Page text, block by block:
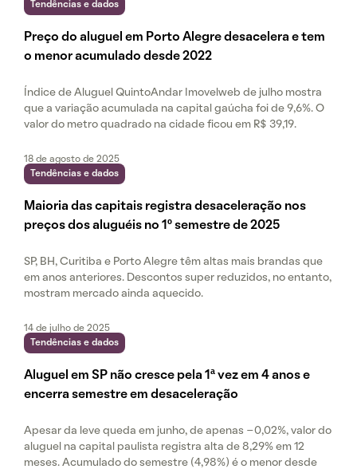
Tendências e dados
Preço do aluguel em Porto Alegre desacelera e tem
o menor acumulado desde 2022
Índice de Aluguel QuintoAndar Imovelweb de julho mostra
que a variação acumulada na capital gaúcha foi de 9,6%. O
valor do metro quadrado na cidade ficou em R$ 39,19.
18 de agosto de 2025
Tendências e dados
Maioria das capitais registra desaceleração nos
preços dos aluguéis no 1º semestre de 2025
SP, BH, Curitiba e Porto Alegre têm altas mais brandas que
em anos anteriores. Descontos super reduzidos, no entanto,
mostram mercado ainda aquecido.
14 de julho de 2025
Tendências e dados
Aluguel em SP não cresce pela 1ª vez em 4 anos e
encerra semestre em desaceleração
Apesar da leve queda em junho, de apenas -0,02%, valor do
aluguel na capital paulista registra alta de 8,29% em 12
meses. Acumulado do semestre (4,98%) é o menor desde